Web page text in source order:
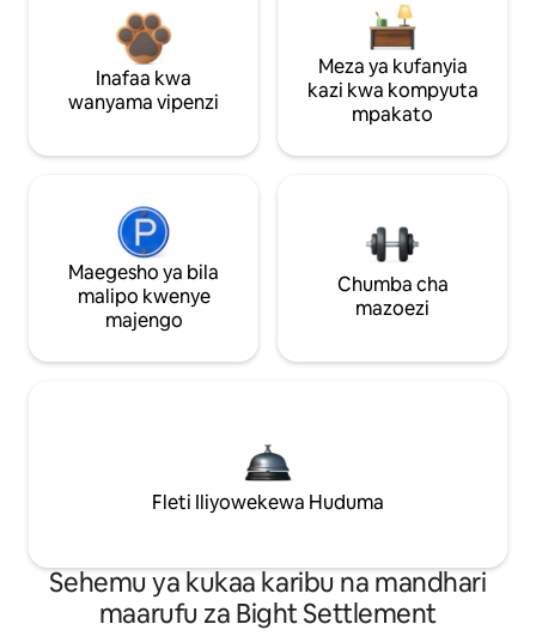
Inafaa kwa
wanyama vipenzi
Meza ya kufanyia
kazi kwa kompyuta
mpakato
Maegesho ya bila
malipo kwenye
majengo
Chumba cha
mazoezi
Fleti Iliyowekewa Huduma
Sehemu ya kukaa karibu na mandhari
maarufu za Bight Settlement